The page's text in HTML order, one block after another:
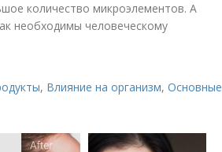
количество микроэлементов. А
необходимы человеческому
, Влияние на организм, Основные